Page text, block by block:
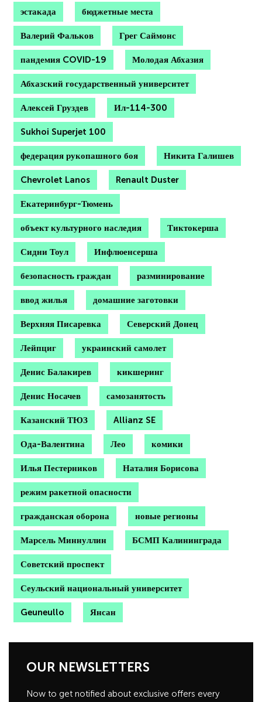
эстакада бюджетные места
Валерий Фальков Грег Саймонс
пандемия COVID-19 Молодая Абхазия
Абхазский государственный университет
Алексей Груздев Ил-114-300
Sukhoi Superjet 100
федерация рукопашного боя Никита Галишев
Chevrolet Lanos Renault Duster
Екатеринбург-Тюмень
объект культурного наследия Тиктокерша
Сидни Тоул Инфлюенсерша
безопасность граждан разминирование
ввод жилья домашние заготовки
Верхняя Писаревка Северский Донец
Лейпциг украинский самолет
Денис Балакирев кикшеринг
Денис Носачев самозанятость
Казанский ТЮЗ Allianz SE
Ода-Валентина Лео комики
Илья Пестерников Наталия Борисова
режим ракетной опасности
гражданская оборона новые регионы
Марсель Миннуллин БСМП Калининграда
Советский проспект
Сеульский национальный университет
Geuneullo Янсан
OUR NEWSLETTERS
Now to get notified about exclusive offers every